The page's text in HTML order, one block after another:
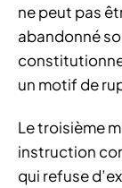
ne peut pas
abandonné
un motif de
Le troisième
instruction
qui refuse